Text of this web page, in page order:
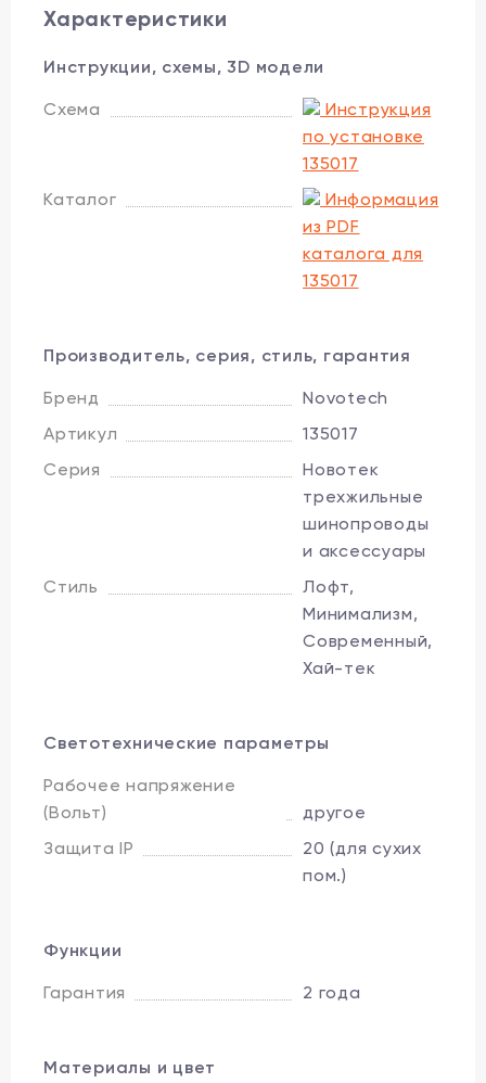
Характеристики
Инструкции, схемы, 3D модели
Схема
Инструкция
по установке
135017
Каталог
Информация
из PDF
каталога для
135017
Производитель, серия, стиль, гарантия
Бренд
Novotech
Артикул
135017
Серия
Новотек
трехжильные
шинопроводы
и аксессуары
Стиль
Лофт,
Минимализм,
Современный,
Хай-тек
Светотехнические параметры
Рабочее напряжение
(Вольт)
другое
Защита IP
20 (для сухих
пом.)
Функции
Гарантия 2 года
Материалы и цвет